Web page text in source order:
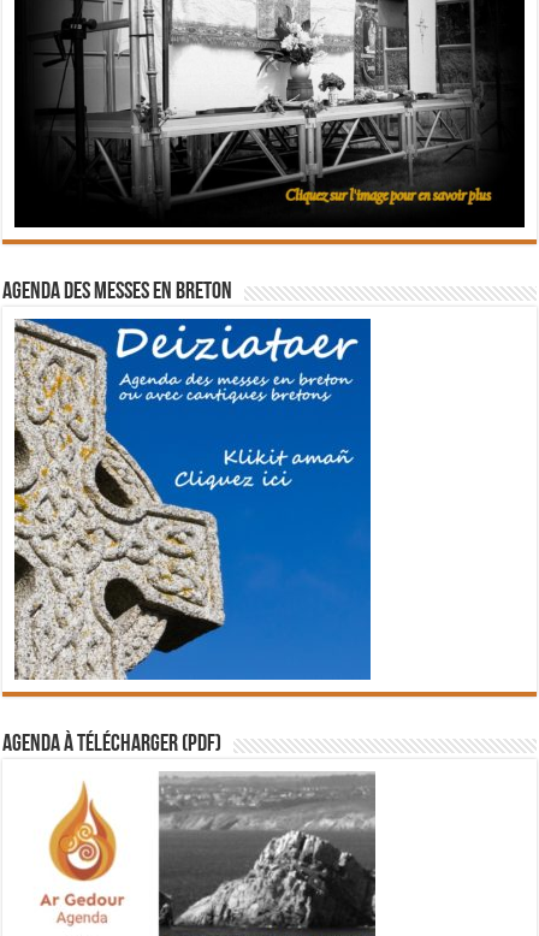
Agenda des messes en breton
Agenda à télécharger (PDF)